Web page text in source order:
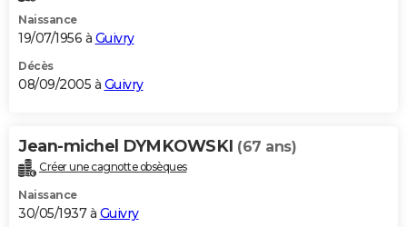
Naissance
19/07/1956 à Guivry
Décès
08/09/2005 à Guivry
Jean-michel DYMKOWSKI (67 ans)
Créer une cagnotte obsèques
Naissance
30/05/1937 à Guivry